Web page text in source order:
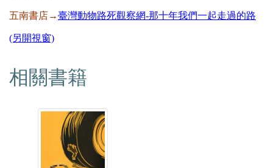
五南書店→臺灣動物路死觀察網-那十年我們一起走過的路
(另開視窗)
相關書籍